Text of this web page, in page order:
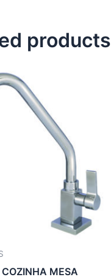
products
COZINHA MESA